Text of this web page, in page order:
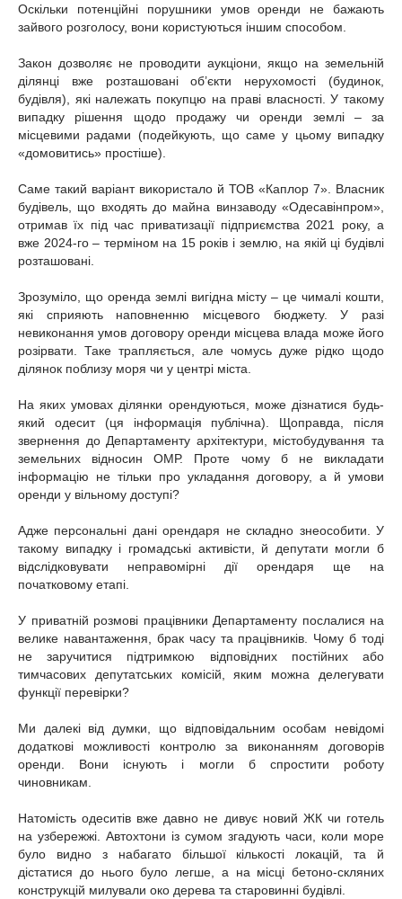
Оскільки потенційні порушники умов оренди не бажають
зайвого розголосу, вони користуються іншим способом.
Закон дозволяє не проводити аукціони, якщо на земельній
ділянці вже розташовані об’єкти нерухомості (будинок,
будівля), які належать покупцю на праві власності. У такому
випадку рішення щодо продажу чи оренди землі – за
місцевими радами (подейкують, що саме у цьому випадку
«домовитись» простіше).
Саме такий варіант використало й ТОВ «Каплор 7». Власник
будівель, що входять до майна винзаводу «Одесавінпром»,
отримав їх під час приватизації підприємства 2021 року, а
вже 2024-го – терміном на 15 років і землю, на якій ці будівлі
розташовані.
Зрозуміло, що оренда землі вигідна місту – це чималі кошти,
які сприяють наповненню місцевого бюджету. У разі
невиконання умов договору оренди місцева влада може його
розірвати. Таке трапляється, але чомусь дуже рідко щодо
ділянок поблизу моря чи у центрі міста.
На яких умовах ділянки орендуються, може дізнатися будь-
який одесит (ця інформація публічна). Щоправда, після
звернення до Департаменту архітектури, містобудування та
земельних відносин ОМР. Проте чому б не викладати
інформацію не тільки про укладання договору, а й умови
оренди у вільному доступі?
Адже персональні дані орендаря не складно знеособити. У
такому випадку і громадські активісти, й депутати могли б
відслідковувати неправомірні дії орендаря ще на
початковому етапі.
У приватній розмові працівники Департаменту послалися на
велике навантаження, брак часу та працівників. Чому б тоді
не заручитися підтримкою відповідних постійних або
тимчасових депутатських комісій, яким можна делегувати
функції перевірки?
Ми далекі від думки, що відповідальним особам невідомі
додаткові можливості контролю за виконанням договорів
оренди. Вони існують і могли б спростити роботу
чиновникам.
Натомість одеситів вже давно не дивує новий ЖК чи готель
на узбережжі. Автохтони із сумом згадують часи, коли море
було видно з набагато більшої кількості локацій, та й
дістатися до нього було легше, а на місці бетоно-скляних
конструкцій милували око дерева та старовинні будівлі.